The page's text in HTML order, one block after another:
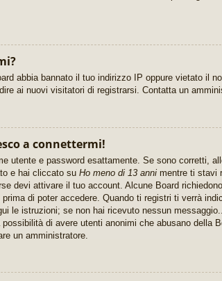
abbia bannato il tuo indirizzo IP oppure vietato il
ai nuovi visitatori di registrarsi. Contatta un
a connettermi!
utente e password esattamente. Se sono corretti,
e hai cliccato su Ho meno di 13 anni mentre ti stavi
devi attivare il tuo account. Alcune Board
di poter accedere. Quando ti registri ti verrà
le istruzioni; se non hai ricevuto nessun
di avere utenti anonimi che abusano della
un amministratore.